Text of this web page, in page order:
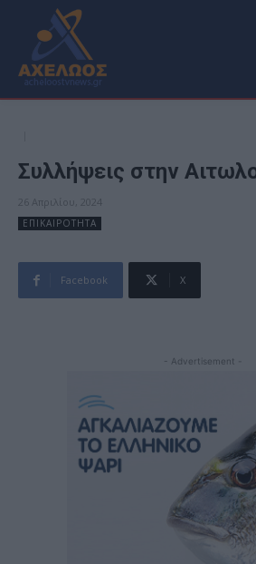
Συλλήψεις στην
26 Απριλίου, 2024
ΕΠΙΚΑΙΡΟΤΗΤΑ
Facebook X
- Advertisement -